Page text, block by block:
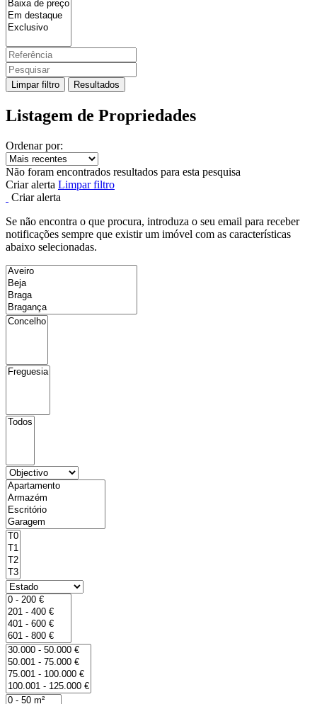
Limpar filtro Resultados
Listagem de Propriedades
Ordenar por:
Não foram encontrados resultados para esta pesquisa
Criar alerta Limpar filtro
Criar alerta
Se não encontra o que procura, introduza o seu email para receber
notificações sempre que existir um imóvel com as características
abaixo selecionadas.